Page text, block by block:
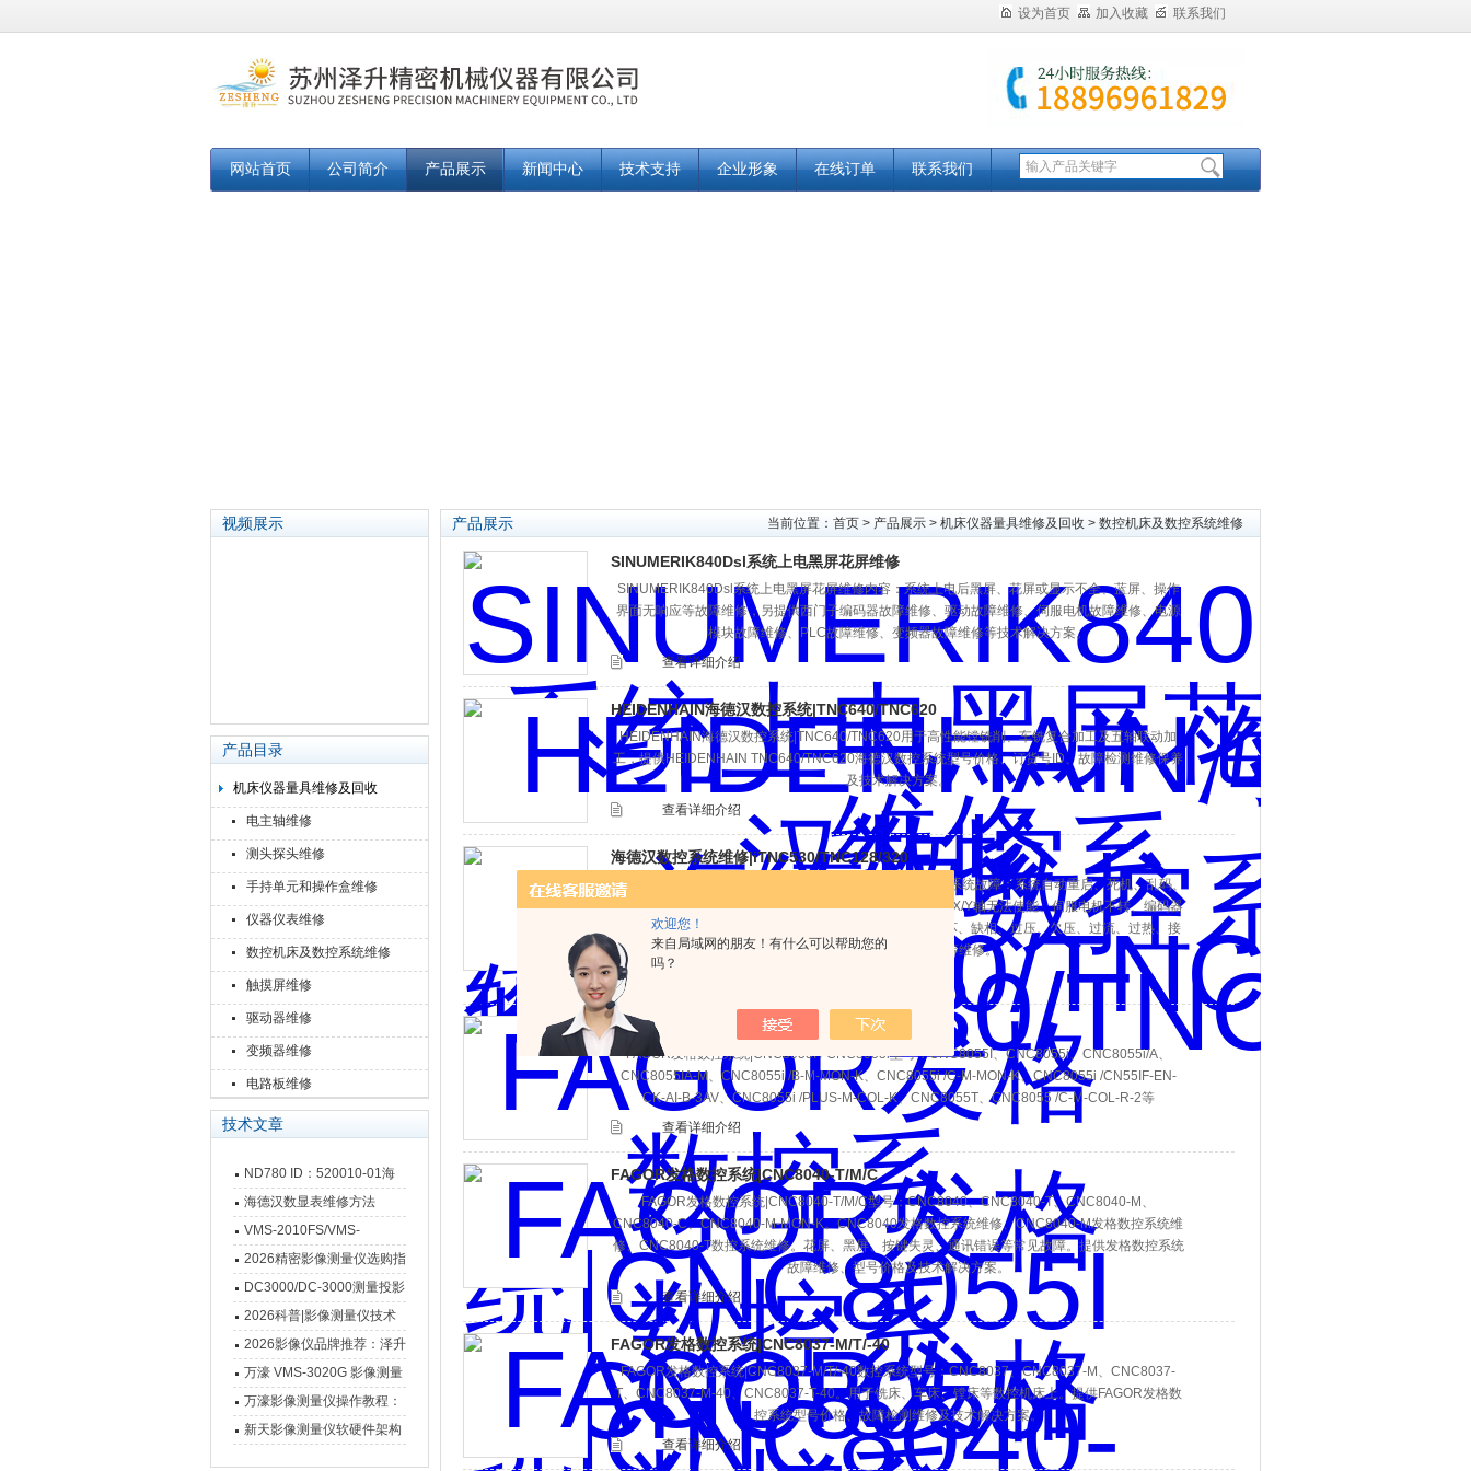
欢迎您！
来自局域网的朋友！有什么可以帮助您的
吗？
设为首页 加入收藏 联系我们
网站首页 公司简介 产品展示 新闻中心 技术支持 企业形象 在线订单 联系我们
视频展示
产品目录
机床仪器量具维修及回收
电主轴维修
测头探头维修
手持单元和操作盒维修
仪器仪表维修
数控机床及数控系统维修
触摸屏维修
驱动器维修
变频器维修
电路板维修
技术文章
ND780 ID：520010-01海
德汉数显表故障维修内容
海德汉数显表维修方法
VMS-2010FS/VMS-
3020FS/VMS-4030FS手动
影像测量仪技术参数
2026精密影像测量仪选购指
南 靠谱品牌一站式选型推荐
DC3000/DC-3000测量投影
仪万濠数据处理器数显表故
障维修方法
2026科普|影像测量仪技术
原理、分类及选型应用
2026影像仪品牌推荐：泽升
影像测量仪选型指南
万濠 VMS-3020G 影像测量
仪技术规格与应用解析
万濠影像测量仪操作教程：
从开机到出报告，新手也能
新天影像测量仪软硬件架构
产品展示 当前位置： 首页 > 产品展示 > 机床仪器量具维修及回收 > 数控机床及数控系统维修
SINUMERIK840Dsl系统上电黑屏花屏维修
SINUMERIK840Dsl系统上电黑屏花屏维修内容：系统上电后黑屏、花屏或显示不全、蓝屏、操作
界面无响应等故障维修，另提供西门子‌编码器故障维修、驱动故障维修、伺服电机故障维修、电源
模块故障维修、PLC故障维修、变频器故障维修等技术解决方案。
查看详细介绍
HEIDENHAIN海德汉数控系统|TNC640/TNC620
HEIDENHAIN海德汉数控系统|TNC640/TNC620用于高性能镗铣削、车铣复合加工及五轴联动加
工，提供HEIDENHAIN TNC640/TNC620海德汉数控系统型号价格、订货号ID、故障检测维修保养
及技术解决方案。
查看详细介绍
海德汉数控系统维修|iTNC530/TNC128/320‌
HEIDENHAIN海德汉数控系统维修|iTNC530/TNC128/320‌系统故障：系统自动重启、死机、乱码、
按键失灵、CNC程序语法错误、参数设置错误、Z轴报警、X/Y轴无法使能、伺服电机不转、编码器
报警‌‌、主板、电源模块、伺服驱动器、编码器、显示屏损坏、缺相、过压、欠压、过流、过热、接
地故障、5V电源电压异常等维修。
FAGOR发格数控系统|CNC8055I / CNC8055i
FAGOR发格数控系统|CNC8055I / CNC8055i型号：CNC8055I、CNC8055i、CNC8055i/A、
CNC8055IA-M、CNC8055i /B-M-MON-K、CNC8055i /C-M-MON-K、CNC8055i /CN55IF-EN-
CK-AI-B-3AV、CNC8055i /PLUS-M-COL-K、CNC8055T、CNC8055 /C-M-COL-R-2等
查看详细介绍
FAGOR发格数控系统|CNC8040-T/M/C
FAGOR发格数控系统|CNC8040-T/M/C型号：CNC8040、CNC8040-T、CNC8040-M、
CNC8040-C、CNC8040-M-MON-K。CNC8040发格数控系统维修、CNC8040-M发格数控系统维
修、CNC8040-T数控系统维修。花屏、黑屏、按键失灵、通讯错误等常见故障。提供发格数控系统
故障维修、型号价格及技术解决方案。
查看详细介绍
FAGOR发格数控系统|CNC8037-M/T/-40
FAGOR发格数控系统|CNC8037-M/T/-40数控系统型号：‌CNC8037、CNC8037-M‌、CNC8037-
T、CNC8037-M-40、CNC8037-T-40‌。用于铣床、车床、镗床等数控机床上。提供FAGOR发格数
控系统型号价格、故障检测维修及技术解决方案。
查看详细介绍